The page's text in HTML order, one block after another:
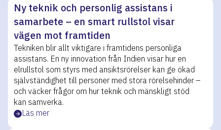
Ny teknik och personlig assistans i
samarbete – en smart rullstol visar
vägen mot framtiden
Tekniken blir allt viktigare i framtidens personliga
assistans. En ny innovation från Indien visar hur en
elrullstol som styrs med ansiktsrörelser kan ge ökad
självständighet till personer med stora rörelsehinder –
och väcker frågor om hur teknik och mänskligt stöd
kan samverka.
Läs mer